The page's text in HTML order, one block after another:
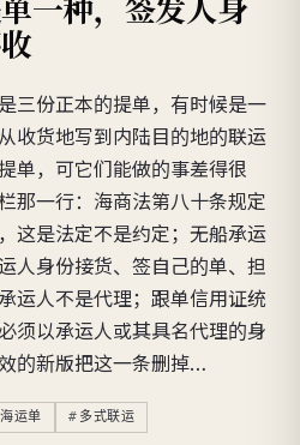
三份正本的提单，有时候是一
收货地写到内陆目的地的联运
单，可它们能做的事差得很
那一行：海商法第八十条规定
这是法定不是约定；无船承运
人身份接货、签自己的单、担
运人不是代理；跟单信用证统
须以承运人或其具名代理的身
的新版把这一条删掉…
海运单 多式联运